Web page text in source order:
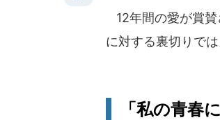
12年間の愛が賞賛
に対する裏切りで
「私の青春